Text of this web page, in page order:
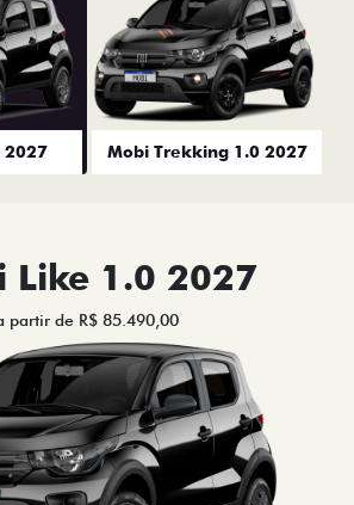
2027 Mobi Trekking 1.0 2027
Like 1.0 2027
partir de R$ 85.490,00